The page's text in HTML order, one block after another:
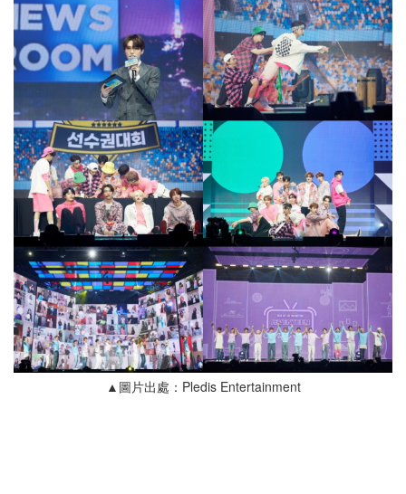
▲圖片出處：Pledis Entertainment